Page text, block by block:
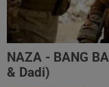
NAZA - BANG
& Dadi)